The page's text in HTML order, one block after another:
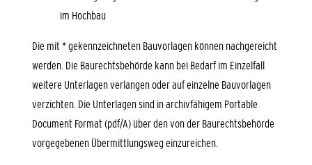
im Hochbau
Die mit * gekennzeichneten Bauvorlagen können nachgereicht
werden. Die Baurechtsbehörde kann bei Bedarf im Einzelfall
weitere Unterlagen verlangen oder auf einzelne Bauvorlagen
verzichten. Die Unterlagen sind in archivfähigem Portable
Document Format (pdf/A) über den von der Baurechtsbehörde
vorgegebenen Übermittlungsweg einzureichen.